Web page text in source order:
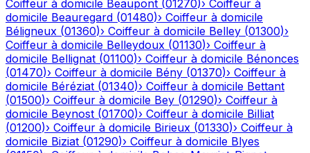
Coiffeur à domicile Beaupont (01270)› Coiffeur à
domicile Beauregard (01480)› Coiffeur à domicile
Béligneux (01360)› Coiffeur à domicile Belley (01300)›
Coiffeur à domicile Belleydoux (01130)› Coiffeur à
domicile Bellignat (01100)› Coiffeur à domicile Bénonces
(01470)› Coiffeur à domicile Bény (01370)› Coiffeur à
domicile Béréziat (01340)› Coiffeur à domicile Bettant
(01500)› Coiffeur à domicile Bey (01290)› Coiffeur à
domicile Beynost (01700)› Coiffeur à domicile Billiat
(01200)› Coiffeur à domicile Birieux (01330)› Coiffeur à
domicile Biziat (01290)› Coiffeur à domicile Blyes